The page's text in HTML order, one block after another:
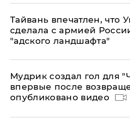
Тайвань впечатлен, что
сделала с армией
"адского ландшафта"
Мудрик создал гол для
впервые после
опубликовано видео